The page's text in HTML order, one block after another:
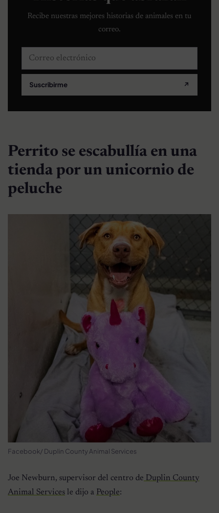
Recibe nuestras mejores historias de animales en tu
correo.
Correo electrónico
Suscribirme ↗
Perrito se escabullía en una
tienda por un unicornio de
peluche
Facebook/ Duplin County Animal Services
Joe Newburn, supervisor del centro de Duplin County
Animal Services le dijo a People: